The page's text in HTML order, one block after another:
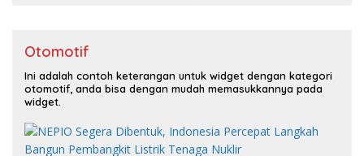
Otomotif
Ini adalah contoh keterangan untuk widget dengan kategori
otomotif, anda bisa dengan mudah memasukkannya pada
widget.